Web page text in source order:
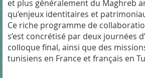
et plus généralement du Maghreb
qu’enjeux identitaires et
Ce riche programme de
s’est concrétisé par deux journées
colloque final, ainsi que des
tunisiens en France et français en